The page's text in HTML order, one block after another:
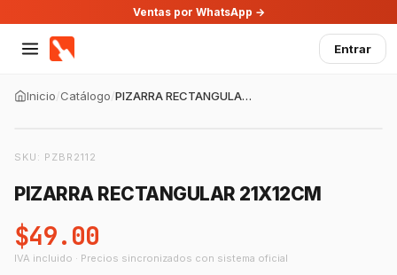
Ventas por WhatsApp →
Entrar
Inicio/Catálogo/ PIZARRA RECTANGULAR 21X12CM
SKU: PZBR2112
PIZARRA RECTANGULAR 21X12CM
$49.00
IVA incluido · Precios sincronizados con sistema oficial